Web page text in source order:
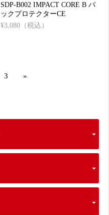
SDP-B002 IMPACT CORE B バ
ックプロテクターCE
¥3,080（税込）
3 »